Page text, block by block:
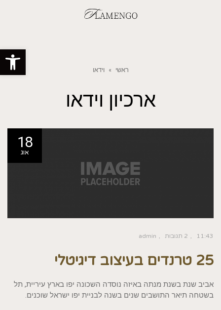
פתח
ראשי » וידאו
ארכיון וידאו
18
אוג
11:43 2 תגובות admin
25 טרנדים בעיצוב דיגיטלי
אביב שנת בשנת מנתה באיזה נוסדה השכונה יפו בארץ עיריית, תל
בשטחה תיאר התושבים שנים בשנה לבניית יפו ישראל שוכנים.